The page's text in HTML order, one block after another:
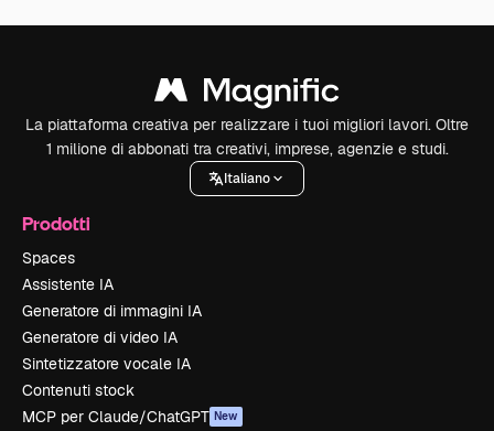
La piattaforma creativa per realizzare i tuoi migliori lavori. Oltre
1 milione di abbonati tra creativi, imprese, agenzie e studi.
Italiano
Prodotti
Spaces
Assistente IA
Generatore di immagini IA
Generatore di video IA
Sintetizzatore vocale IA
Contenuti stock
MCP per Claude/ChatGPT New